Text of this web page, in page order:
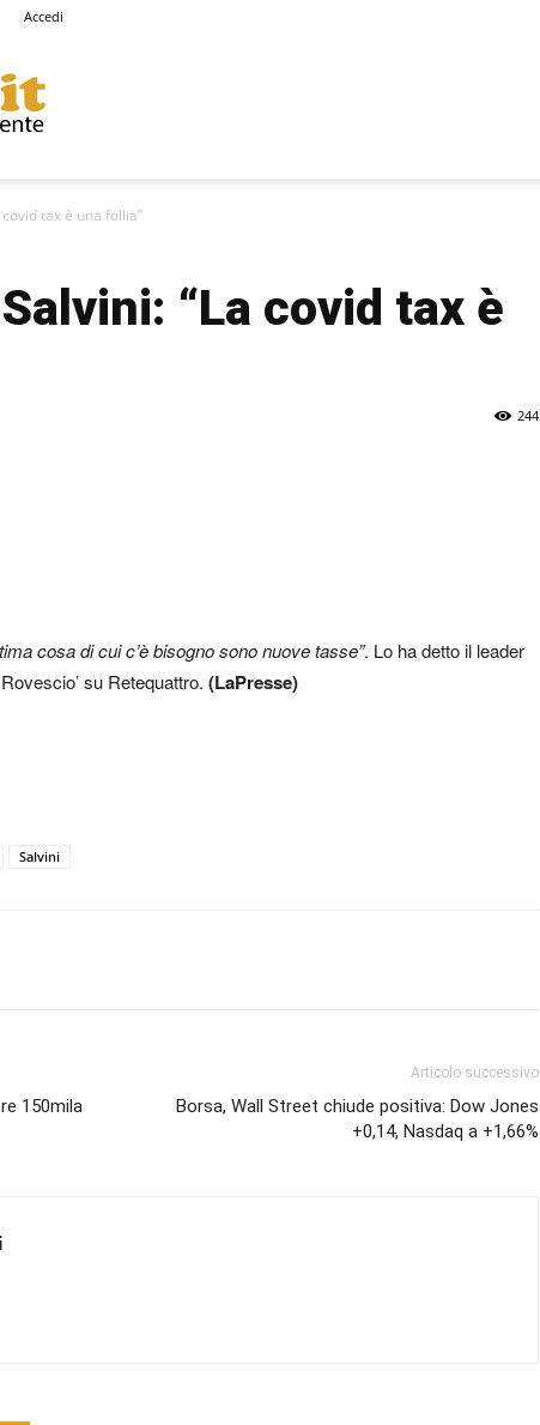
Accedi
tax è una follia”
“La covid tax è
244
cosa di cui c’è bisogno sono nuove tasse”. Lo ha detto il leader
su Retequattro. (LaPresse)
Salvini
150mila
Articolo successivo
Borsa, Wall Street chiude positiva: Dow Jones
+0,14, Nasdaq a +1,66%